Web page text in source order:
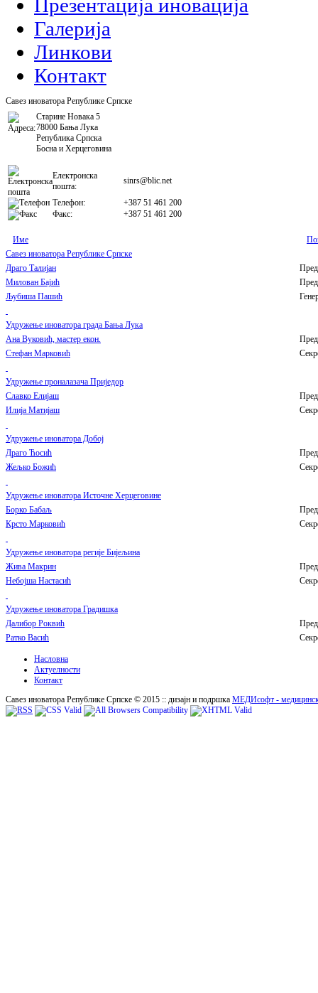
Презентација иновација
Галерија
Линкови
Контакт
Савез иноватора Републике Српске
Старине Новака 5
78000 Бања Лука
Република Српска
Босна и Херцеговина
Електронска
пошта:
sinrs@blic.net
Телефон:
+387 51 461 200
Факс:
+387 51 461 200
Име
Савез иноватора Републике Српске
Драго Талијан
Милован Бајић
Љубиша Пашић
Удружење иноватора града Бања Лука
Ана Вуковић, мастер екон.
Стефан Марковић
Удружење проналазача Приједор
Славко Елијаш
Илија Матијаш
Удружење иноватора Добој
Драго Ћосић
Жељко Божић
Удружење иноватора Источне Херцеговине
Борко Бабаљ
Крсто Марковић
Удружење иноватора регије Бијељина
Жива Мaкрин
Небојша Настасић
Удружење иноватора Градишка
Далибор Роквић
Ратко Васић
Насловна
Актуелности
Контакт
Савез иноватора Републике Српске © 2015 :: дизајн и подршка МЕДИсофт -